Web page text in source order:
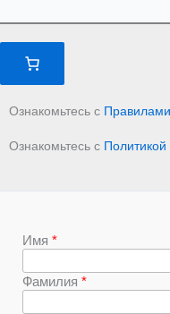
Ознакомьтесь с
Ознакомьтесь с
Имя
Фамилия